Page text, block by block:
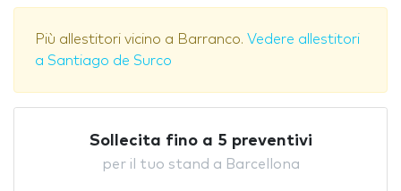
Più allestitori vicino a Barranco. Vedere allestitori
a Santiago de Surco
Sollecita fino a 5 preventivi
per il tuo stand a Barcellona